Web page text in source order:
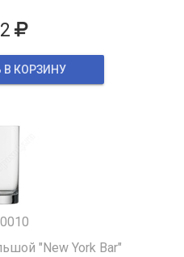
В КОРЗИНУ
"New York Bar"